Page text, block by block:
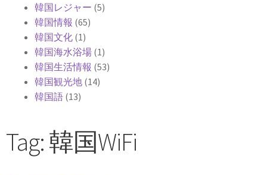
韓国レジャー (5)
韓国情報 (65)
韓国文化 (1)
韓国海水浴場 (1)
韓国生活情報 (53)
韓国観光地 (14)
韓国語 (13)
Tag: 韓国WiFi